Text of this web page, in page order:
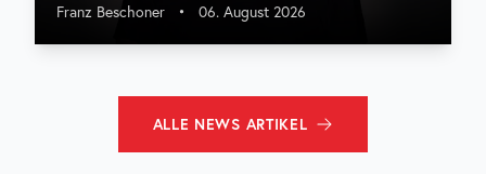
Franz Beschoner • 06. August 2026
ALLE NEWS ARTIKEL